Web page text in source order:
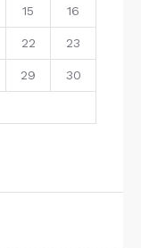
15 16
22 23
29 30